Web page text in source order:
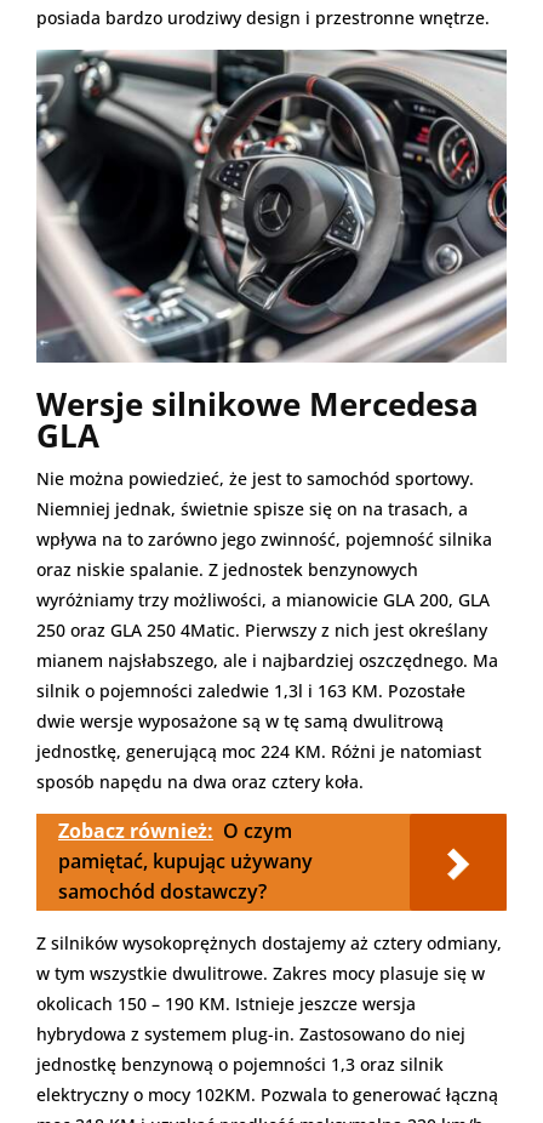
posiada bardzo urodziwy design i przestronne wnętrze.
Wersje silnikowe Mercedesa
GLA
Nie można powiedzieć, że jest to samochód sportowy.
Niemniej jednak, świetnie spisze się on na trasach, a
wpływa na to zarówno jego zwinność, pojemność silnika
oraz niskie spalanie. Z jednostek benzynowych
wyróżniamy trzy możliwości, a mianowicie GLA 200, GLA
250 oraz GLA 250 4Matic. Pierwszy z nich jest określany
mianem najsłabszego, ale i najbardziej oszczędnego. Ma
silnik o pojemności zaledwie 1,3l i 163 KM. Pozostałe
dwie wersje wyposażone są w tę samą dwulitrową
jednostkę, generującą moc 224 KM. Różni je natomiast
sposób napędu na dwa oraz cztery koła.
Zobacz również: O czym
pamiętać, kupując używany
samochód dostawczy?
Z silników wysokoprężnych dostajemy aż cztery odmiany,
w tym wszystkie dwulitrowe. Zakres mocy plasuje się w
okolicach 150 – 190 KM. Istnieje jeszcze wersja
hybrydowa z systemem plug-in. Zastosowano do niej
jednostkę benzynową o pojemności 1,3 oraz silnik
elektryczny o mocy 102KM. Pozwala to generować łączną